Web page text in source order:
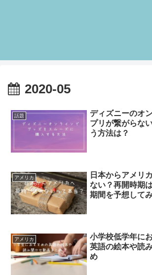
2020-05
話題
ディズニーのオ
プリが繋がらな
う方法は？
アメリカ
日本からアメリ
ない？再開時期
期間を予想して
アメリカ
小学校低学年に
英語の絵本や読
め